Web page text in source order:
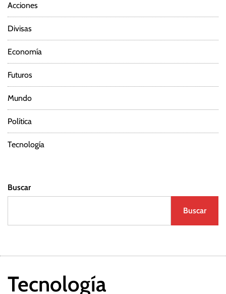
e
n
t
r
a
d
a
Acciones
Divisas
Economía
Futuros
Mundo
Política
Tecnología
Buscar
Buscar
Tecnología